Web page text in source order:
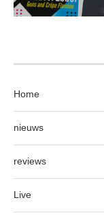
Home
nieuws
reviews
Live